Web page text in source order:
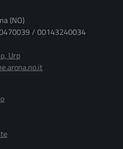
(NO)
/ 00143240034
Urp